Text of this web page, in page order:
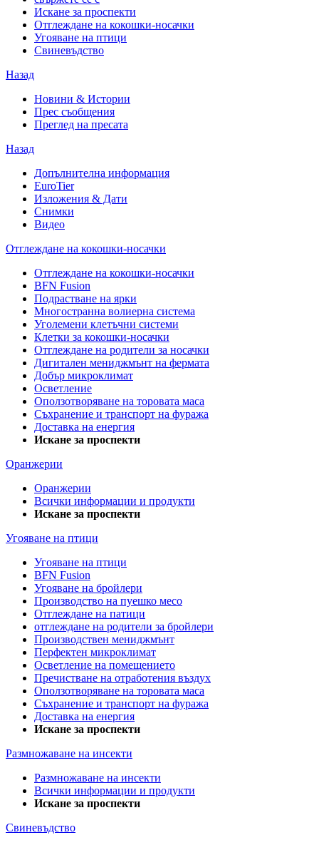
Искане за проспекти
Отглеждане на кокошки-носачки
Угояване на птици
Свиневъдство
Назад
Новини & Истории
Прес съобщения
Преглед на пресата
Назад
Допълнителна информация
EuroTier
Изложения & Дати
Снимки
Видео
Отглеждане на кокошки-носачки
Отглеждане на кокошки-носачки
BFN Fusion
Подрастване на ярки
Многостранна волиерна система
Уголемени клетъчни системи
Клетки за кокошки-носачки
Отглеждане на родители за носачки
Дигитален мениджмънт на фермата
Добър микроклимат
Осветление
Оползотворяване на торовата маса
Съхранение и транспорт на фуража
Доставка на енергия
Искане за проспекти
Оранжерии
Оранжерии
Всички информации и продукти
Искане за проспекти
Угояване на птици
Угояване на птици
BFN Fusion
Угояване на бройлери
Производство на пуешко месо
Отглеждане на патици
отглеждане на родители за бройлери
Производствен мениджмънт
Перфектен микроклимат
Осветление на помещението
Пречистване на отработения въздух
Оползотворяване на торовата маса
Съхранение и транспорт на фуража
Доставка на енергия
Искане за проспекти
Размножаване на инсекти
Размножаване на инсекти
Всички информации и продукти
Искане за проспекти
Свиневъдство